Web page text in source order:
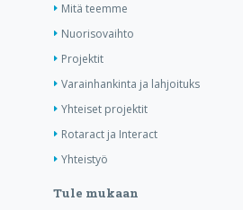
Mitä teemme
Nuorisovaihto
Projektit
Varainhankinta ja lahjoituks
Yhteiset projektit
Rotaract ja Interact
Yhteistyö
Tule mukaan